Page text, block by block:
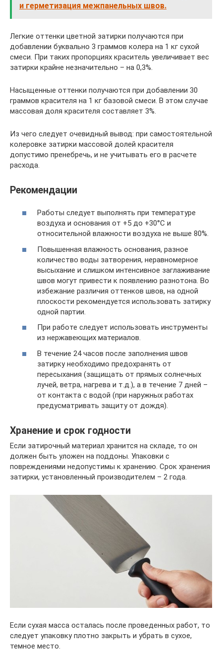
и герметизация межпанельных швов.
Легкие оттенки цветной затирки получаются при
добавлении буквально 3 граммов колера на 1 кг сухой
смеси. При таких пропорциях краситель увеличивает вес
затирки крайне незначительно – на 0,3%.
Насыщенные оттенки получаются при добавлении 30
граммов красителя на 1 кг базовой смеси. В этом случае
массовая доля красителя составляет 3%.
Из чего следует очевидный вывод: при самостоятельной
колеровке затирки массовой долей красителя
допустимо пренебречь, и не учитывать его в расчете
расхода.
Рекомендации
Работы следует выполнять при температуре
воздуха и основания от +5 до +30°C и
относительной влажности воздуха не выше 80%.
Повышенная влажность основания, разное
количество воды затворения, неравномерное
высыхание и слишком интенсивное заглаживание
швов могут привести к появлению разнотона. Во
избежание различия оттенков швов, на одной
плоскости рекомендуется использовать затирку
одной партии.
При работе следует использовать инструменты
из нержавеющих материалов.
В течение 24 часов после заполнения швов
затирку необходимо предохранять от
пересыхания (защищать от прямых солнечных
лучей, ветра, нагрева и т.д.), а в течение 7 дней –
от контакта с водой (при наружных работах
предусматривать защиту от дождя).
Хранение и срок годности
Если затирочный материал хранится на складе, то он
должен быть уложен на поддоны. Упаковки с
повреждениями недопустимы к хранению. Срок хранения
затирки, установленный производителем – 2 года.
Если сухая масса осталась после проведенных работ, то
следует упаковку плотно закрыть и убрать в сухое,
темное место.